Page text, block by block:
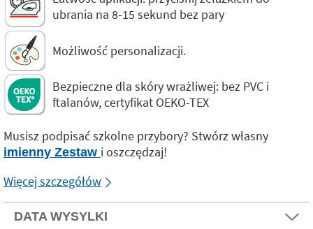
ubrania na 8-15 sekund bez pary
Możliwość personalizacji.
Bezpieczne dla skóry wrażliwej: bez PVC i
ftalanów, certyfikat OEKO-TEX
Musisz podpisać szkolne przybory? Stwórz własny
imienny Zestaw i oszczędzaj!
Więcej szczegółów
DATA WYSYLKI